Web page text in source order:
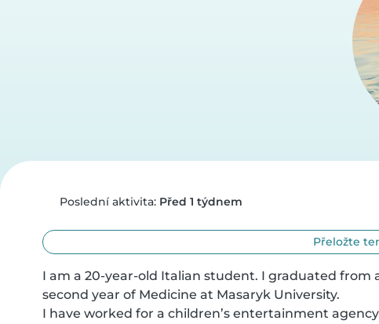
Poslední aktivita: Před 1 týdnem
Přeložte
I am a 20-year-old Italian student. I graduated from
second year of Medicine at Masaryk University.
I have worked for a children’s entertainment